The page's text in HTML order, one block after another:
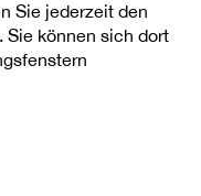
Sie jederzeit den
Sie können sich dort